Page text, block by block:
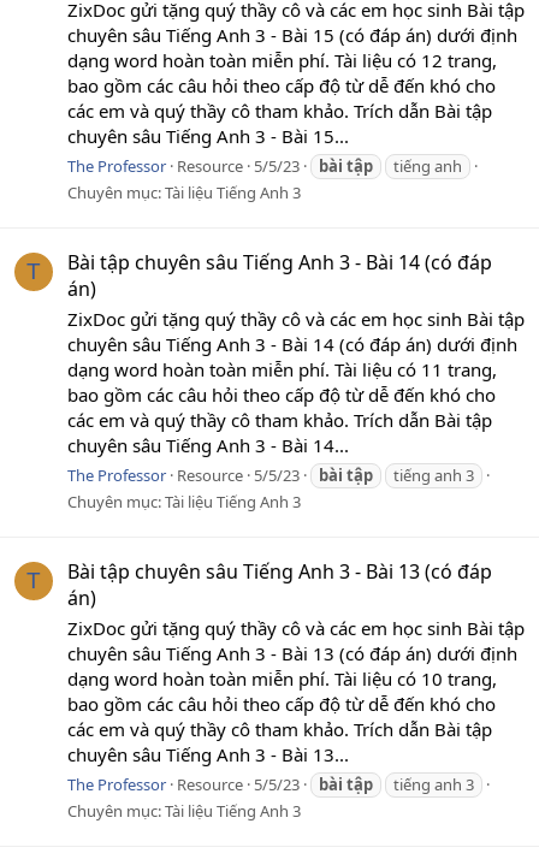
ZixDoc gửi tặng quý thầy cô và các em học sinh Bài tập
chuyên sâu Tiếng Anh 3 - Bài 15 (có đáp án) dưới định
dạng word hoàn toàn miễn phí. Tài liệu có 12 trang,
bao gồm các câu hỏi theo cấp độ từ dễ đến khó cho
các em và quý thầy cô tham khảo. Trích dẫn Bài tập
chuyên sâu Tiếng Anh 3 - Bài 15...
The Professor Resource 5/5/23 bài tập
tiếng anh
Chuyên mục:Tài liệu Tiếng Anh 3
T
Bài tập chuyên sâu Tiếng Anh 3 - Bài 14 (có đáp
án)
ZixDoc gửi tặng quý thầy cô và các em học sinh Bài tập
chuyên sâu Tiếng Anh 3 - Bài 14 (có đáp án) dưới định
dạng word hoàn toàn miễn phí. Tài liệu có 11 trang,
bao gồm các câu hỏi theo cấp độ từ dễ đến khó cho
các em và quý thầy cô tham khảo. Trích dẫn Bài tập
chuyên sâu Tiếng Anh 3 - Bài 14...
The Professor Resource 5/5/23 bài tập
tiếng anh 3
Chuyên mục:Tài liệu Tiếng Anh 3
T
Bài tập chuyên sâu Tiếng Anh 3 - Bài 13 (có đáp
án)
ZixDoc gửi tặng quý thầy cô và các em học sinh Bài tập
chuyên sâu Tiếng Anh 3 - Bài 13 (có đáp án) dưới định
dạng word hoàn toàn miễn phí. Tài liệu có 10 trang,
bao gồm các câu hỏi theo cấp độ từ dễ đến khó cho
các em và quý thầy cô tham khảo. Trích dẫn Bài tập
chuyên sâu Tiếng Anh 3 - Bài 13...
The Professor Resource 5/5/23 bài tập
tiếng anh 3
Chuyên mục:Tài liệu Tiếng Anh 3